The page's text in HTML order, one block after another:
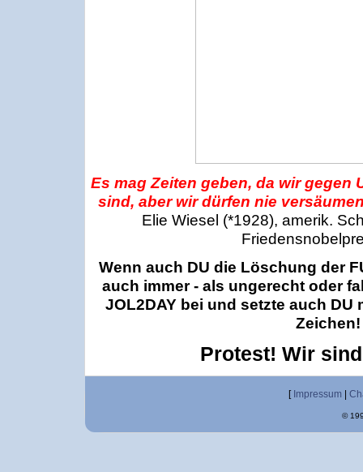
Es mag Zeiten geben, da wir gegen
sind, aber wir dürfen nie
Elie Wiesel (*1928), amerik.
Wenn auch DU die Löschung der
auch immer - als ungerecht oder
JOL2DAY bei und setzte auch DU
Zeichen!
Protest! Wir
[ Impressum
©